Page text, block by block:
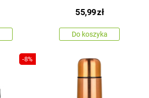
55,99zł
Do koszyka
-8%